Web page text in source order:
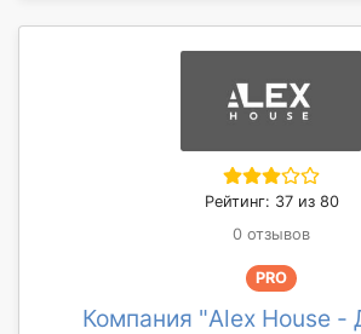
Рейтинг: 37 из 80
0 отзывов
PRO
Компания "Alex House -